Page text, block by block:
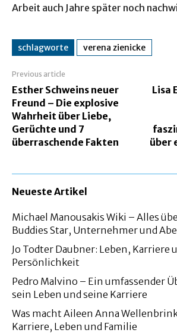
Arbeit auch Jahre später noch
schlagworte verena zienicke
Previous article
Esther Schweins neuer
Freund – Die explosive
Wahrheit über Liebe,
Gerüchte und 7
überraschende Fakten
Lisa
über
Neueste Artikel
Michael Manousakis Wiki – Alles
Buddies Star, Unternehmer und
Jo Todter Daubner: Leben, Karriere
Persönlichkeit
Pedro Malvino – Ein umfassender
sein Leben und seine Karriere
Was macht Aileen Anna
Karriere, Leben und Familie